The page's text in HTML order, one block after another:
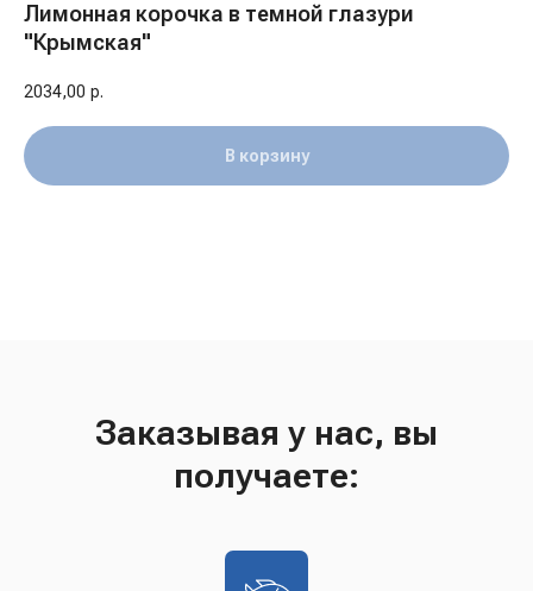
Лимонная корочка в темной глазури
"Крымская"
2034,00 р.
В корзину
Заказывая у нас, вы
получаете: